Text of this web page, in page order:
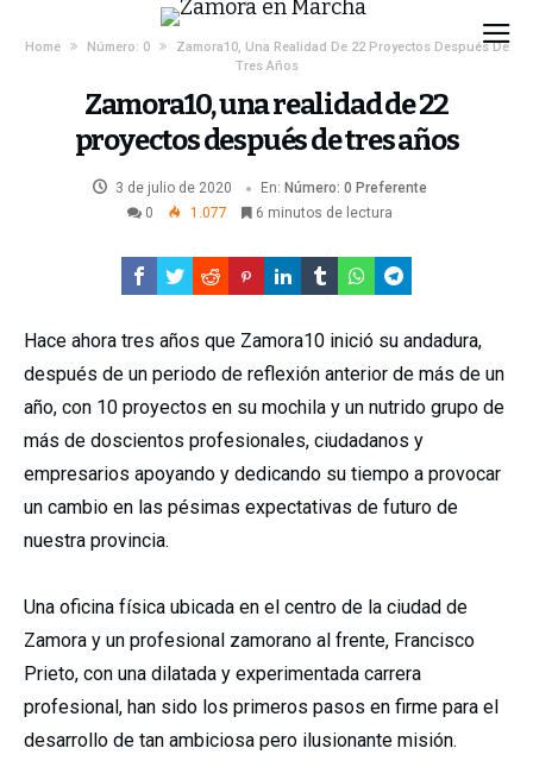
Home Número: 0
Zamora10, Una Realidad De 22 Proyectos Después De
Tres Años
Zamora10, una realidad de 22
proyectos después de tres años
3 de julio de 2020 En: Número: 0 Preferente
0
1.077 6 minutos de lectura
Hace ahora tres años que Zamora10 inició su andadura,
después de un periodo de reflexión anterior de más de un
año, con 10 proyectos en su mochila y un nutrido grupo de
más de doscientos profesionales, ciudadanos y
empresarios apoyando y dedicando su tiempo a provocar
un cambio en las pésimas expectativas de futuro de
nuestra provincia.
Una oficina física ubicada en el centro de la ciudad de
Zamora y un profesional zamorano al frente, Francisco
Prieto, con una dilatada y experimentada carrera
profesional, han sido los primeros pasos en firme para el
desarrollo de tan ambiciosa pero ilusionante misión.